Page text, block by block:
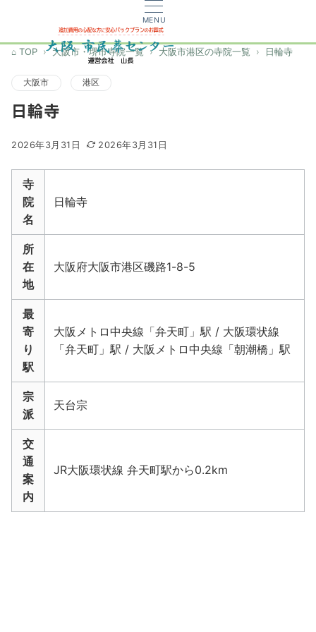
MENU
TOP 大阪市・堺市寺院一覧 大阪市港区の寺院一覧 日輪寺
大阪市 港区
日輪寺
2026年3月31日 2026年3月31日
寺
院
名
日輪寺
所
在
地
大阪府大阪市港区磯路1-8-5
最
寄
り
駅
大阪メトロ中央線「弁天町」駅 / 大阪環状線
「弁天町」駅 / 大阪メトロ中央線「朝潮橋」駅
宗
派
天台宗
交
通
案
内
JR大阪環状線 弁天町駅から0.2km